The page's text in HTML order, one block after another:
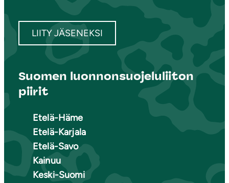
LIITY JÄSENEKSI
Suomen luonnonsuojeluliiton
piirit
Etelä-Häme
Etelä-Karjala
Etelä-Savo
Kainuu
Keski-Suomi